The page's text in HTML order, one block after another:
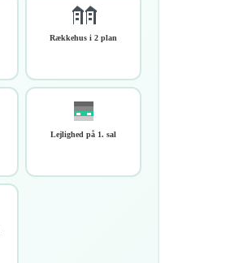
Rækkehus i 2 plan
Lejlighed på 1. sal